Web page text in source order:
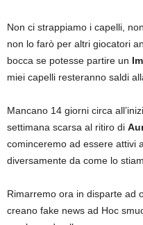
Non ci strappiamo i capelli,
non lo farò per altri giocatori
bocca se potesse partire un
miei capelli resteranno saldi
Mancano 14 giorni circa
settimana scarsa al ritiro di
cominceremo ad essere attivi
diversamente da come lo
Rimarremo ora in disparte ad
creano fake news ad Hoc